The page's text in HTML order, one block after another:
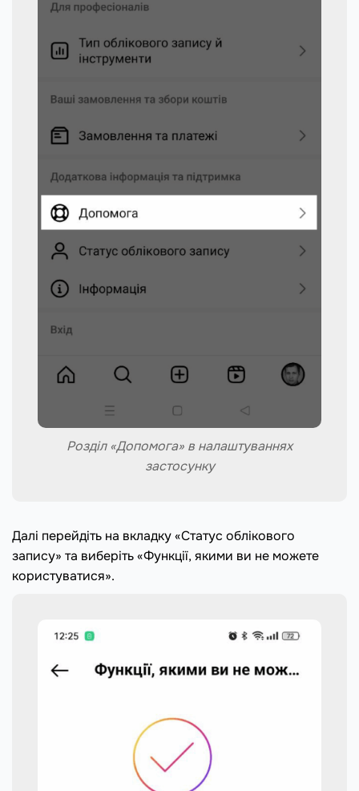
Розділ «Допомога» в налаштуваннях
застосунку
Далі перейдіть на вкладку «Статус облікового
запису» та виберіть «Функції, якими ви не можете
користуватися».